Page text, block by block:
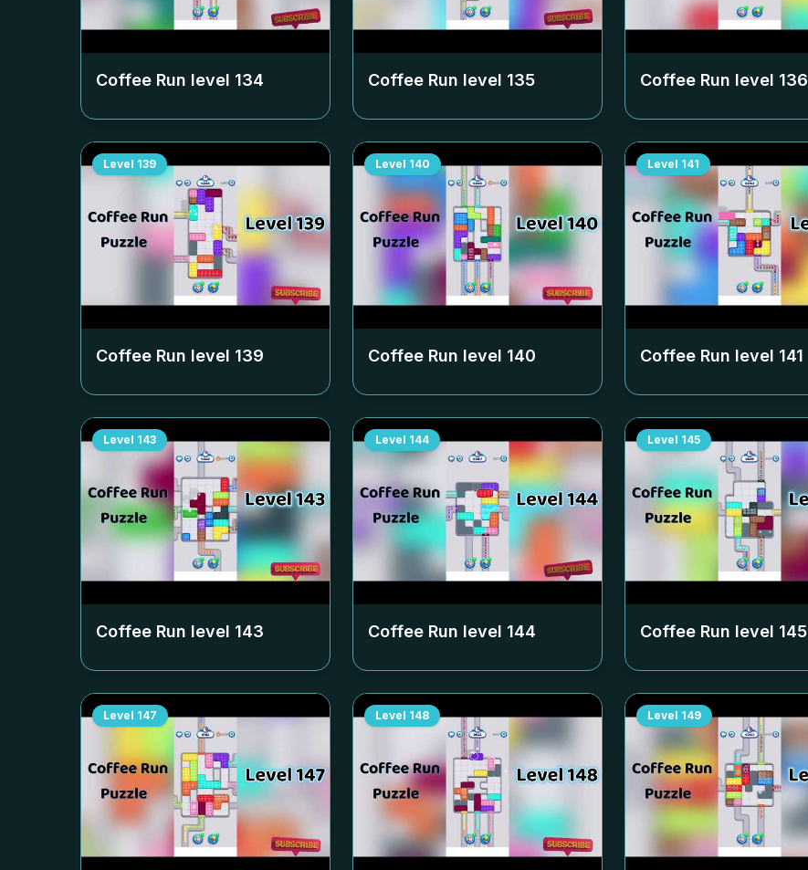
Coffee Run level 134 Coffee Run level 135 Coffee Run level 136
Level 139
Coffee Run level 139
Level 140
Coffee Run level 140
Level 141
Coffee Run level 141
Level 143
Coffee Run level 143
Level 144
Coffee Run level 144
Level 145
Coffee Run level 145
Level 147 Level 148 Level 149